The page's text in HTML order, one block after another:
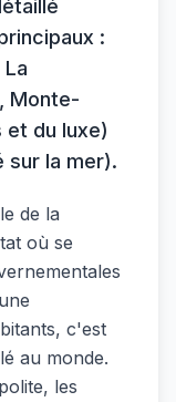
:
Monte-
du luxe)
sur la mer).
de la
où se
c'est
au monde.
les